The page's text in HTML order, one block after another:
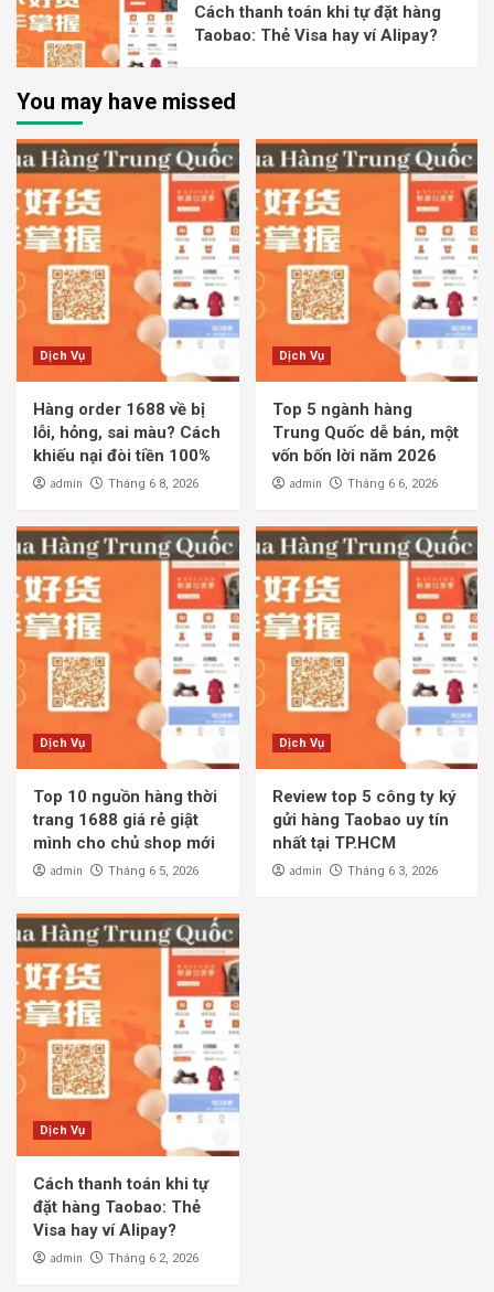
Cách thanh toán khi tự đặt hàng
Taobao: Thẻ Visa hay ví Alipay?
You may have missed
Dịch Vụ
Hàng order 1688 về bị
lỗi, hỏng, sai màu? Cách
khiếu nại đòi tiền 100%
admin Tháng 6 8, 2026
Dịch Vụ
Top 5 ngành hàng
Trung Quốc dễ bán, một
vốn bốn lời năm 2026
admin Tháng 6 6, 2026
Dịch Vụ
Top 10 nguồn hàng thời
trang 1688 giá rẻ giật
mình cho chủ shop mới
admin Tháng 6 5, 2026
Dịch Vụ
Review top 5 công ty ký
gửi hàng Taobao uy tín
nhất tại TP.HCM
admin Tháng 6 3, 2026
Dịch Vụ
Cách thanh toán khi tự
đặt hàng Taobao: Thẻ
Visa hay ví Alipay?
admin Tháng 6 2, 2026